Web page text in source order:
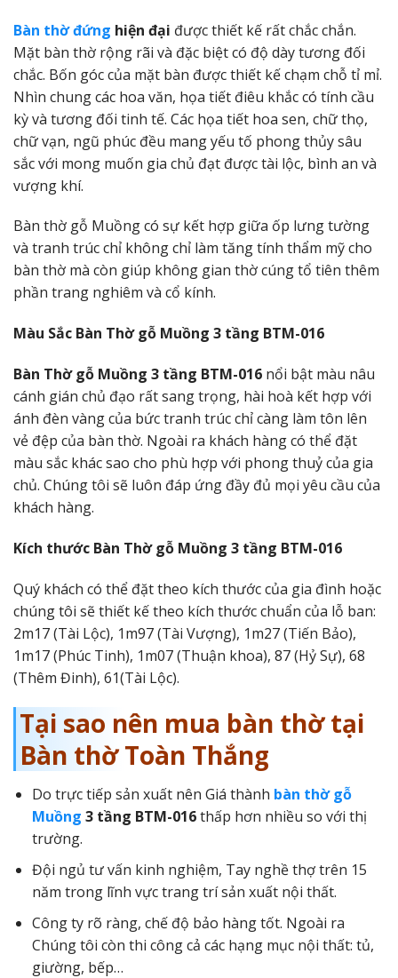
Bàn thờ đứng hiện đại được thiết kế rất chắc chắn.
Mặt bàn thờ rộng rãi và đặc biệt có độ dày tương đối
chắc. Bốn góc của mặt bàn được thiết kế chạm chỗ tỉ mỉ.
Nhìn chung các hoa văn, họa tiết điêu khắc có tính cầu
kỳ và tương đối tinh tế. Các họa tiết hoa sen, chữ thọ,
chữ vạn, ngũ phúc đều mang yếu tố phong thủy sâu
sắc với mong muốn gia chủ đạt được tài lộc, bình an và
vượng khí.
Bàn thờ gỗ Muồng có sự kết hợp giữa ốp lưng tường
và tranh trúc chỉ không chỉ làm tăng tính thẩm mỹ cho
bàn thờ mà còn giúp không gian thờ cúng tổ tiên thêm
phần trang nghiêm và cổ kính.
Màu Sắc Bàn Thờ gỗ Muồng 3 tầng BTM-016
Bàn Thờ gỗ Muồng 3 tầng BTM-016 nổi bật màu nâu
cánh gián chủ đạo rất sang trọng, hài hoà kết hợp với
ánh đèn vàng của bức tranh trúc chỉ càng làm tôn lên
vẻ đệp của bàn thờ. Ngoài ra khách hàng có thể đặt
màu sắc khác sao cho phù hợp với phong thuỷ của gia
chủ. Chúng tôi sẽ luôn đáp ứng đầy đủ mọi yêu cầu của
khách hàng.
Kích thước Bàn Thờ gỗ Muồng 3 tầng BTM-016
Quý khách có thể đặt theo kích thước của gia đình hoặc
chúng tôi sẽ thiết kế theo kích thước chuẩn của lỗ ban:
2m17 (Tài Lộc), 1m97 (Tài Vượng), 1m27 (Tiến Bảo),
1m17 (Phúc Tinh), 1m07 (Thuận khoa), 87 (Hỷ Sự), 68
(Thêm Đinh), 61(Tài Lộc).
Tại sao nên mua bàn thờ tại
Bàn thờ Toàn Thắng
Do trực tiếp sản xuất nên Giá thành bàn thờ gỗ
Muồng 3 tầng BTM-016thấp hơn nhiều so với thị
trường.
Đội ngủ tư vấn kinh nghiệm, Tay nghề thợ trên 15
năm trong lĩnh vực trang trí sản xuất nội thất.
Công ty rõ ràng, chế độ bảo hàng tốt. Ngoài ra
Chúng tôi còn thi công cả các hạng mục nội thất: tủ,
giường, bếp…